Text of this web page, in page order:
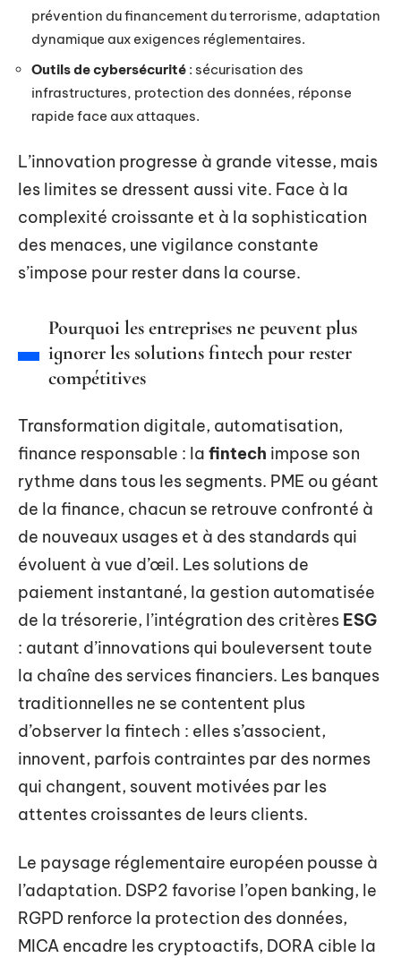
prévention du financement du terrorisme, adaptation
dynamique aux exigences réglementaires.
Outils de cybersécurité : sécurisation des
infrastructures, protection des données, réponse
rapide face aux attaques.
L’innovation progresse à grande vitesse, mais
les limites se dressent aussi vite. Face à la
complexité croissante et à la sophistication
des menaces, une vigilance constante
s’impose pour rester dans la course.
Pourquoi les entreprises ne peuvent plus
ignorer les solutions fintech pour rester
compétitives
Transformation digitale, automatisation,
finance responsable : la fintech impose son
rythme dans tous les segments. PME ou géant
de la finance, chacun se retrouve confronté à
de nouveaux usages et à des standards qui
évoluent à vue d’œil. Les solutions de
paiement instantané, la gestion automatisée
de la trésorerie, l’intégration des critères ESG
: autant d’innovations qui bouleversent toute
la chaîne des services financiers. Les banques
traditionnelles ne se contentent plus
d’observer la fintech : elles s’associent,
innovent, parfois contraintes par des normes
qui changent, souvent motivées par les
attentes croissantes de leurs clients.
Le paysage réglementaire européen pousse à
l’adaptation. DSP2 favorise l’open banking, le
RGPD renforce la protection des données,
MICA encadre les cryptoactifs, DORA cible la